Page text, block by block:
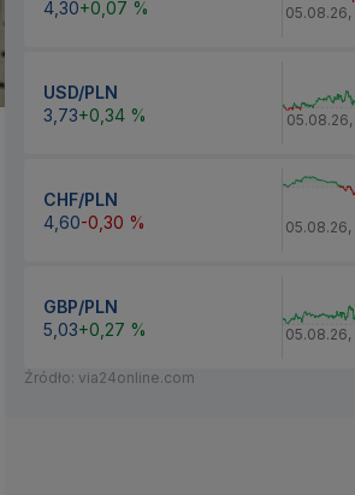
4,30+0,07 % 05.08.26,
USD/PLN
3,73+0,34 % 05.08.26,
CHF/PLN
4,60-0,30 % 05.08.26,
GBP/PLN
5,03+0,27 % 05.08.26,
Źródło: via24online.com